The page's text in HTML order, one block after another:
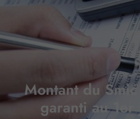
Montant du
garanti au 1er